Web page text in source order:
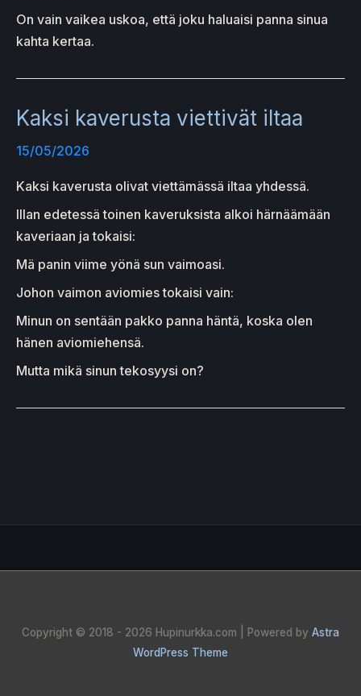
On vain vaikea uskoa, että joku haluaisi panna sinua
kahta kertaa.
Kaksi kaverusta viettivät iltaa
15/05/2026
Kaksi kaverusta olivat viettämässä iltaa yhdessä.
Illan edetessä toinen kaveruksista alkoi härnäämään
kaveriaan ja tokaisi:
Mä panin viime yönä sun vaimoasi.
Johon vaimon aviomies tokaisi vain:
Minun on sentään pakko panna häntä, koska olen
hänen aviomiehensä.
Mutta mikä sinun tekosyysi on?
Copyright © 2018 - 2026 Hupinurkka.com | Powered by Astra
WordPress Theme